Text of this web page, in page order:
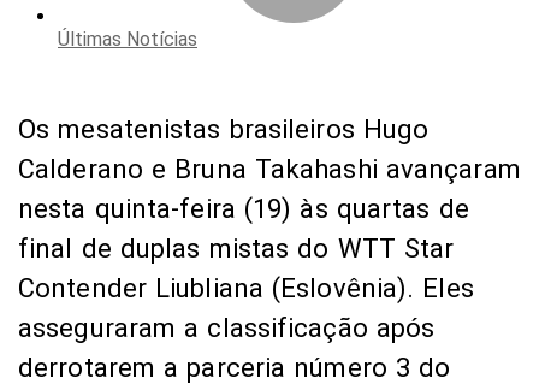
Últimas Notícias
Os mesatenistas brasileiros Hugo
Calderano e Bruna Takahashi avançaram
nesta quinta-feira (19) às quartas de
final de duplas mistas do WTT Star
Contender Liubliana (Eslovênia). Eles
asseguraram a classificação após
derrotarem a parceria número 3 do